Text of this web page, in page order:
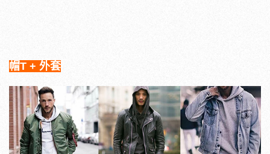
帽T + 外套